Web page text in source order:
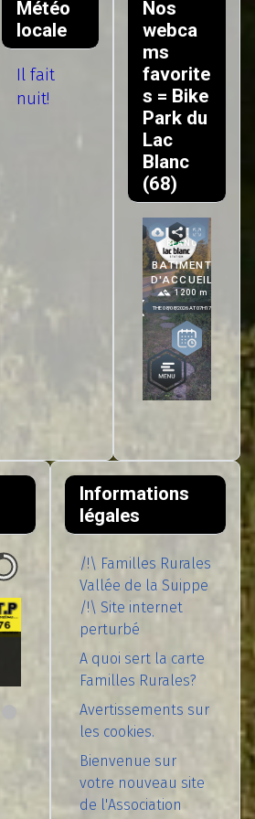
Météo
locale
Il fait
nuit!
Nos
webca
ms
favorite
s = Bike
Park du
Lac
Blanc
(68)
Informations
légales
/!\ Familles Rurales
Vallée de la Suippe
/!\ Site internet
perturbé
A quoi sert la carte
Familles Rurales?
Avertissements sur
les cookies.
Bienvenue sur
votre nouveau site
de l'Association